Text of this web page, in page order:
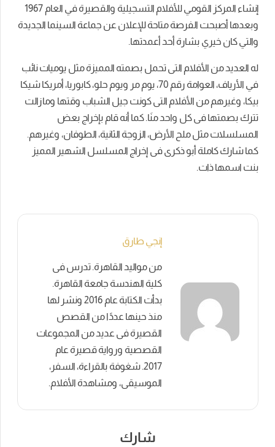
إنشاء المركز القومي للأفلام التسجيلية والقصيرة في العام 1967
وبعدها أصبحت الفرصة متاحة للإعلان عن جماعة السينما الجديدة
والتي كان خيري بشارة أحد أعمدتها.
له العديد من الأفلام التى تحمل بصمته المميزة مثل يوميات نائب
في الأرياف، العوامة رقم 70، يوم مر ويوم حلو، كابوريا، أمريكا شيكا
بيكا، وغيرهم من الأفلام التى كونت جيل الشباب وقتها ومازالت
تترك بصمتها فى كل واحد منَا. كما أنه قام بإخراج بعض
المسلسلات مثل ملح الأرض، الزوجة الثانية، الطوفان، وغيرهم.
كما شارك كاملة أبو ذكرى فى إخراج المسلسل الشهير المميز
بنت اسمها ذات.
إنجي طارق
من مواليد القاهرة. تدرس فى
كلية الهندسة جامعة القاهرة.
بدأت الكتابة عام 2016 ونشر لها
منذ حينها عددًا من القصص
القصيرة فى عديد من المجموعات
القصصية ورواية قصيرة عام
2017. شغوفة بالقراءة، السفر،
الموسيقى، ومشاهدة الأفلام.
شارك